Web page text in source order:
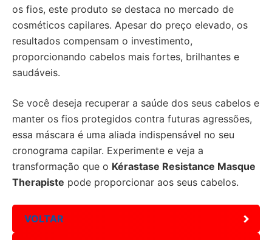
os fios, este produto se destaca no mercado de
cosméticos capilares. Apesar do preço elevado, os
resultados compensam o investimento,
proporcionando cabelos mais fortes, brilhantes e
saudáveis.
Se você deseja recuperar a saúde dos seus cabelos e
manter os fios protegidos contra futuras agressões,
essa máscara é uma aliada indispensável no seu
cronograma capilar. Experimente e veja a
transformação que o Kérastase Resistance Masque
Therapiste pode proporcionar aos seus cabelos.
VOLTAR